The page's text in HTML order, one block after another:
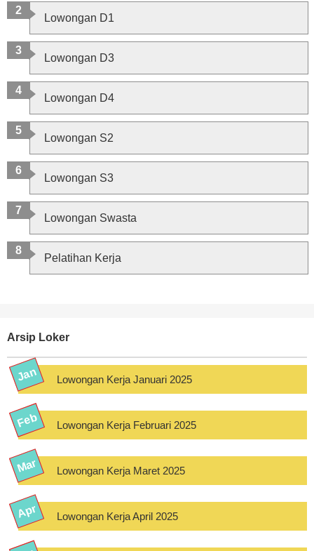
Lowongan D1
Lowongan D3
Lowongan D4
Lowongan S2
Lowongan S3
Lowongan Swasta
Pelatihan Kerja
Arsip Loker
Lowongan Kerja Januari 2025
Lowongan Kerja Februari 2025
Lowongan Kerja Maret 2025
Lowongan Kerja April 2025